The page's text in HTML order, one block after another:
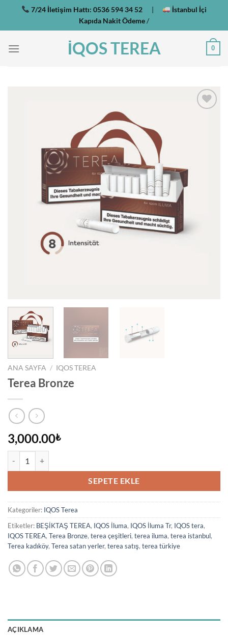
İçeriğe
7/24 İletişim Hattı: 0536 594 34 52 |
İstanbul İçi
Kapıda Nakit Ödeme/
İQOS TEREA 0
ANA SAYFA / IQOS TEREA
Terea Bronze
3,000.00₺
SEPETE EKLE
Kategoriler: IQOS Terea
Etiketler: BEŞİKTAŞ TEREA, IQOS İluma, IQOS İluma Tr, IQOS tera,
IQOS TEREA, Terea Bronze, terea çeşitleri, terea iluma, terea istanbul,
Terea kadıköy, Terea satan yerler, terea satış, terea türkiye
AÇIKLAMA